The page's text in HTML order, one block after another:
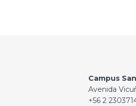
Campus
Avenida
+56 2